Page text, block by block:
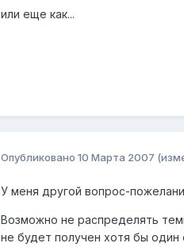
или еще как...
Опубликовано 10 Марта 2007
У меня другой вопрос-
Возможно не распределять
не будет получен хотя бы